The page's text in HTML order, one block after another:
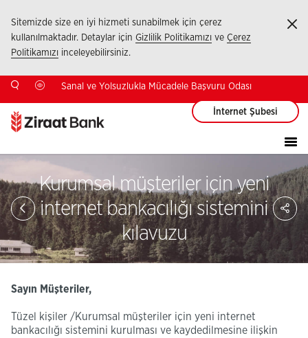
Sitemizde size en iyi hizmeti sunabilmek için çerez
kullanılmaktadır. Detaylar için Gizlilik Politikamızı ve Çerez
Politikamızı inceleyebilirsiniz.
Sanal ve Yolsuzlukla Mücadele Başvuru Odası
İnternet Şubesi
Kurumsal müşteriler için yeni
internet bankacılığı sistemini
kılavuzu
Sayın Müşteriler,
Tüzel kişiler /Kurumsal müşteriler için yeni internet
bankacılığı sistemini kurulması ve kaydedilmesine ilişkin